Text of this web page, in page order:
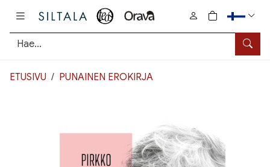
Hae
0
tuotetta
ETUSIVU PUNAINEN EROKIRJA